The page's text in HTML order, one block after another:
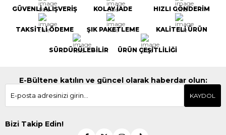
GÜVENLİ ALIŞVERİŞ KOLAY İADE HIZLI GÖNDERİM
TAKSİTLİ ÖDEME ŞIK PAKETLEME KALİTELİ ÜRÜN
SÜRDÜRÜLEBİLİR ÜRÜN ÇEŞİTLİLİĞİ
E-Bültene katılın ve güncel olarak haberdar olun:
KAYDOL
Bizi Takip Edin!